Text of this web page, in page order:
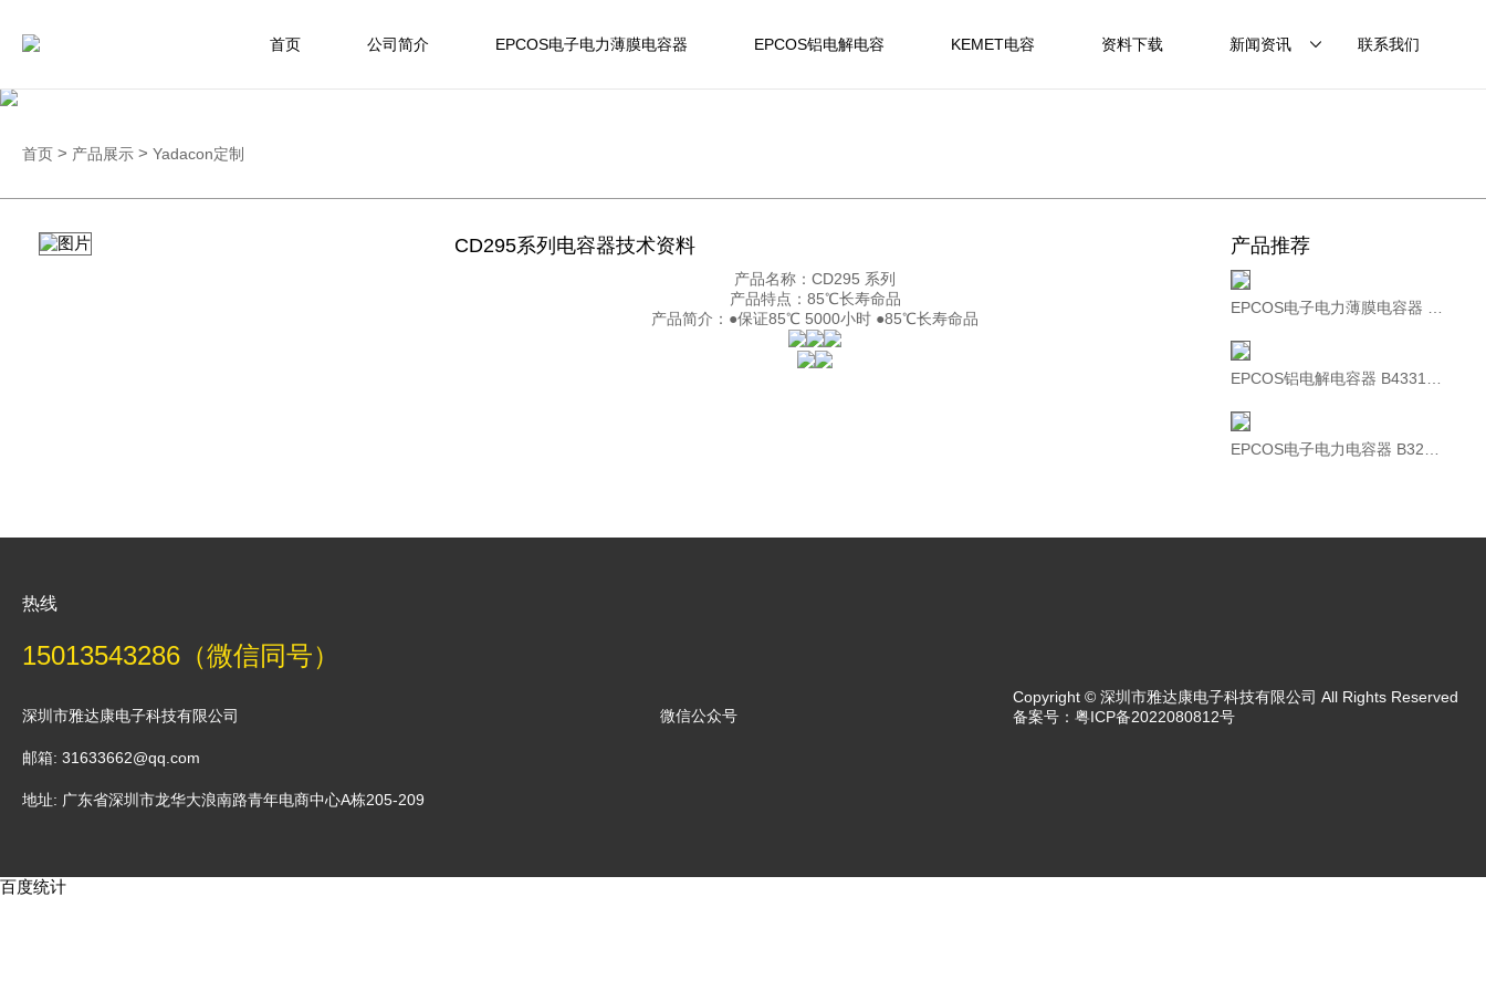
首页 公司简介 EPCOS电子电力薄膜电容器 EPCOS铝电解电容 KEMET电容 资料下载 新闻资讯 联系我们
首页 > 产品展示 > Yadacon定制
CD295系列电容器技术资料
产品名称：CD295 系列
产品特点：85℃长寿命品
产品简介：●保证85℃ 5000小时 ●85℃长寿命品
产品推荐
热线
15013543286（微信同号）
深圳市雅达康电子科技有限公司
邮箱: 31633662@qq.com
地址: 广东省深圳市龙华大浪南路青年电商中心A栋205-209
微信公众号
Copyright © 深圳市雅达康电子科技有限公司 All Rights Reserved
备案号： 粤ICP备2022080812号
百度统计